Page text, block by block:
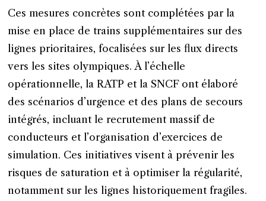
Ces mesures concrètes sont complétées par la
mise en place de trains supplémentaires sur des
lignes prioritaires, focalisées sur les flux directs
vers les sites olympiques. À l’échelle
opérationnelle, la RATP et la SNCF ont élaboré
des scénarios d’urgence et des plans de secours
intégrés, incluant le recrutement massif de
conducteurs et l’organisation d’exercices de
simulation. Ces initiatives visent à prévenir les
risques de saturation et à optimiser la régularité,
notamment sur les lignes historiquement fragiles.